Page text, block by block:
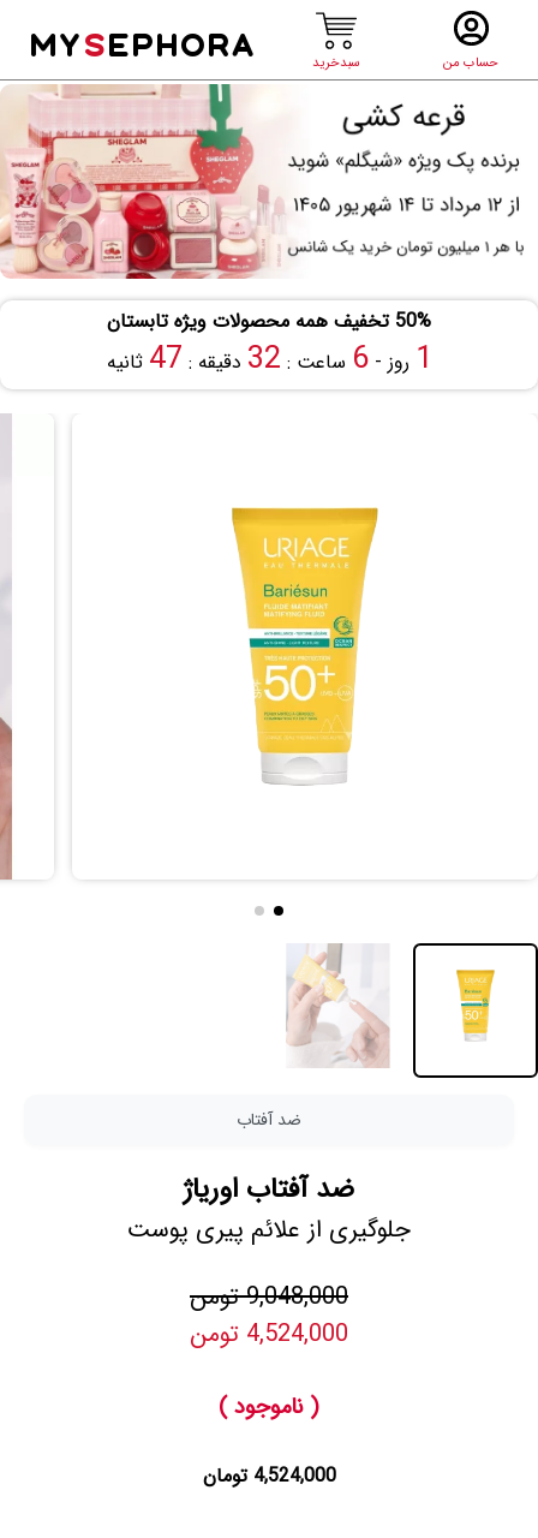
حساب من سبدخرید
MYSEPHORA
50% تخفیف همه محصولات ویژه تابستان
1 روز -6 ساعت : 32 دقیقه : 47 ثانیه
ضد آفتاب
ضد آفتاب اوریاژ
جلوگیری از علائم پیری پوست
9,048,000 تومن
4,524,000 تومن
( ناموجود )
4,524,000 تومان